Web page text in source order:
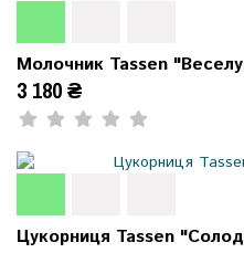
Молочник Tassen
3 180 ₴
Цукорниця Tassen